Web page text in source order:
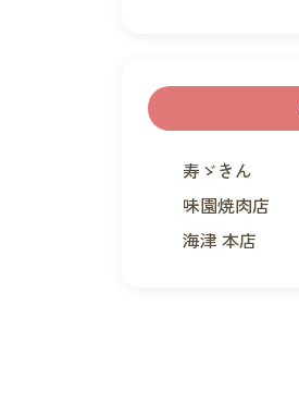
寿ゞきん
味園焼肉店
海津 本店